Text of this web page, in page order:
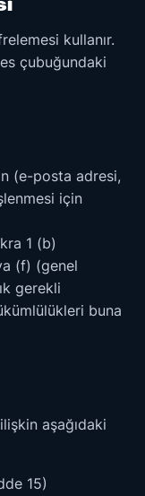
kullanır.
çubuğundaki
(e-posta adresi,
için
1 (b)
(f) (genel
gerekli
buna
aşağıdaki
15)